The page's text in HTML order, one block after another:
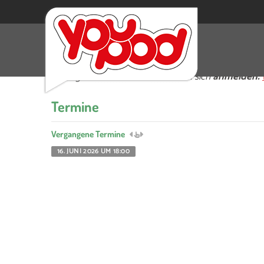
Der BDKJ hat für zwei Stunden eine
Anfänger*innen und Profis können sichanmelden:
Termine
Vergangene Termine
16. JUNI 2026 UM 18:00